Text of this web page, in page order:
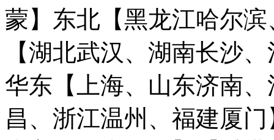
蒙】 东北【黑龙江哈尔
【湖北武汉、湖南长沙
华东【上海、山东济南
昌、浙江温州、福建厦门